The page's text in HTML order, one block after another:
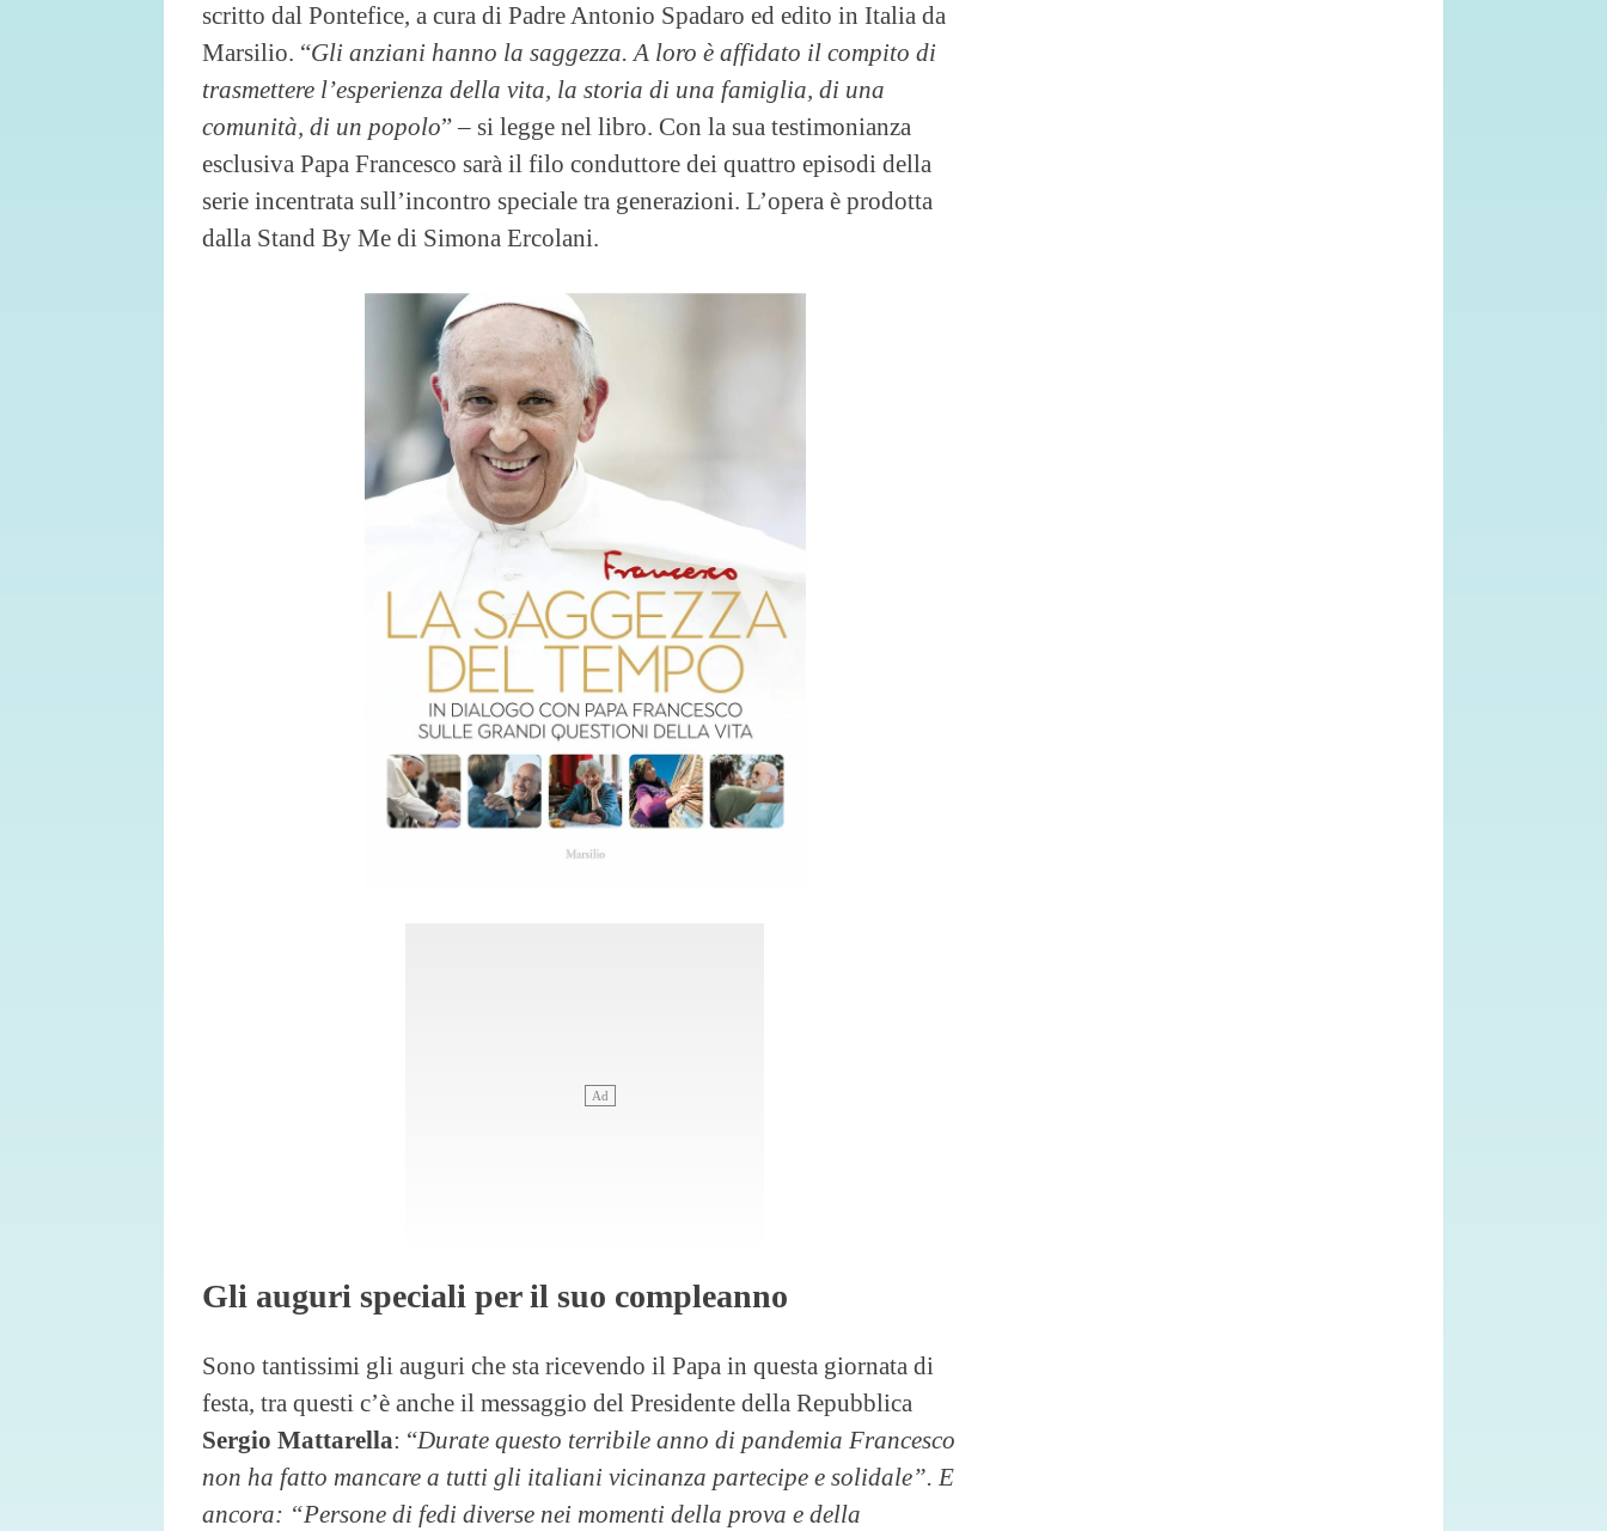
scritto dal Pontefice, a cura di Padre Antonio Spadaro ed edito in Italia da
Marsilio. “Gli anziani hanno la saggezza. A loro è affidato il compito di
trasmettere l’esperienza della vita, la storia di una famiglia, di una
comunità, di un popolo” – si legge nel libro. Con la sua testimonianza
esclusiva Papa Francesco sarà il filo conduttore dei quattro episodi della
serie incentrata sull’incontro speciale tra generazioni. L’opera è prodotta
dalla Stand By Me di Simona Ercolani.
Gli auguri speciali per il suo compleanno
Sono tantissimi gli auguri che sta ricevendo il Papa in questa giornata di
festa, tra questi c’è anche il messaggio del Presidente della Repubblica
Sergio Mattarella: “Durate questo terribile anno di pandemia Francesco
non ha fatto mancare a tutti gli italiani vicinanza partecipe e solidale”. E
ancora: “Persone di fedi diverse nei momenti della prova e della